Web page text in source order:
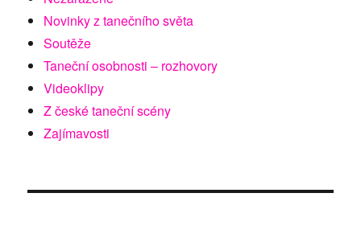
Novinky z tanečního světa
Soutěže
Taneční osobnosti – rozhovory
Videoklipy
Z české taneční scény
Zajímavosti